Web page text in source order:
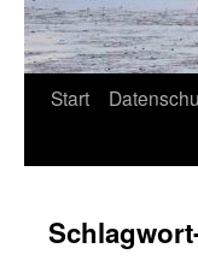
Start